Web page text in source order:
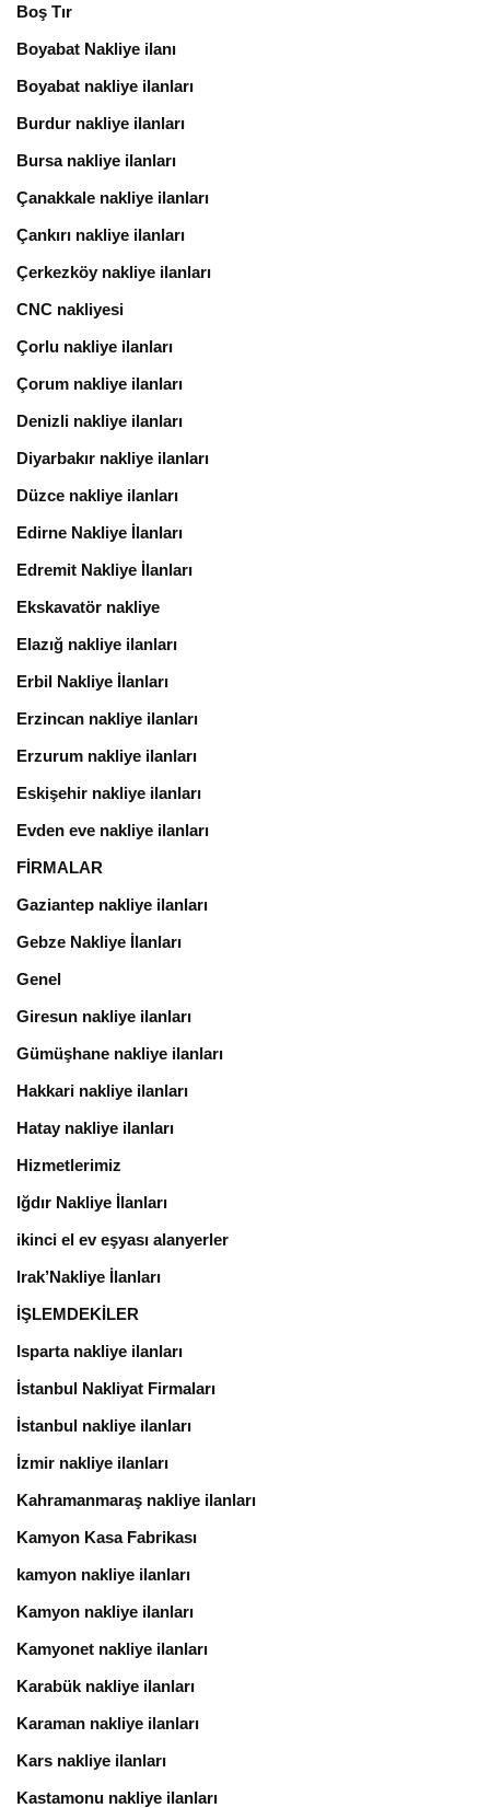
Boş Tır
Boyabat Nakliye ilanı
Boyabat nakliye ilanları
Burdur nakliye ilanları
Bursa nakliye ilanları
Çanakkale nakliye ilanları
Çankırı nakliye ilanları
Çerkezköy nakliye ilanları
CNC nakliyesi
Çorlu nakliye ilanları
Çorum nakliye ilanları
Denizli nakliye ilanları
Diyarbakır nakliye ilanları
Düzce nakliye ilanları
Edirne Nakliye İlanları
Edremit Nakliye İlanları
Ekskavatör nakliye
Elazığ nakliye ilanları
Erbil Nakliye İlanları
Erzincan nakliye ilanları
Erzurum nakliye ilanları
Eskişehir nakliye ilanları
Evden eve nakliye ilanları
FİRMALAR
Gaziantep nakliye ilanları
Gebze Nakliye İlanları
Genel
Giresun nakliye ilanları
Gümüşhane nakliye ilanları
Hakkari nakliye ilanları
Hatay nakliye ilanları
Hizmetlerimiz
Iğdır Nakliye İlanları
ikinci el ev eşyası alanyerler
Irak’Nakliye İlanları
İŞLEMDEKİLER
Isparta nakliye ilanları
İstanbul Nakliyat Firmaları
İstanbul nakliye ilanları
İzmir nakliye ilanları
Kahramanmaraş nakliye ilanları
Kamyon Kasa Fabrikası
kamyon nakliye ilanları
Kamyon nakliye ilanları
Kamyonet nakliye ilanları
Karabük nakliye ilanları
Karaman nakliye ilanları
Kars nakliye ilanları
Kastamonu nakliye ilanları